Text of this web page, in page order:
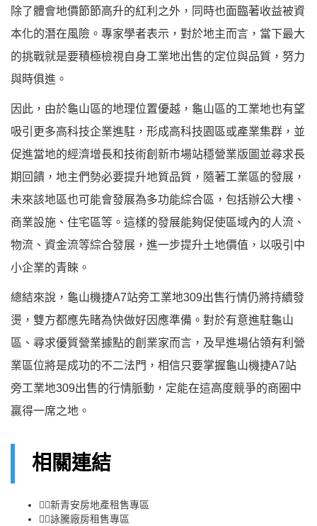
除了體會地價節節高升的紅利之外，同時也面臨著收益被資
本化的潛在風險。專家學者表示，對於地主而言，當下最大
的挑戰就是要積極檢視自身工業地出售的定位與品質，努力
與時俱進。
因此，由於龜山區的地理位置優越，龜山區的工業地也有望
吸引更多高科技企業進駐，形成高科技園區或產業集群，並
促進當地的經濟增長和技術創新市場站穩營業版圖並尋求長
期回饋，地主們勢必要提升地質品質，隨著工業區的發展，
未來該地區也可能會發展為多功能綜合區，包括辦公大樓、
商業設施、住宅區等。這樣的發展能夠促使區域內的人流、
物流、資金流等綜合發展，進一步提升土地價值，以吸引中
小企業的青睞。
總結來說，龜山機捷A7站旁工業地309出售行情仍將持續發
燙，雙方都應先睹為快做好因應準備。對於有意進駐龜山
區、尋求優質營業據點的創業家而言，及早進場佔領有利營
業區位將是成功的不二法門，相信只要掌握龜山機捷A7站
旁工業地309出售的行情脈動，定能在這高度競爭的商圈中
贏得一席之地。
相關連結
👉🏻新青安房地產租售專區
👉🏻詠騰廠房租售專區